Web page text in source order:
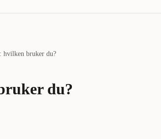
bruker du?
du?